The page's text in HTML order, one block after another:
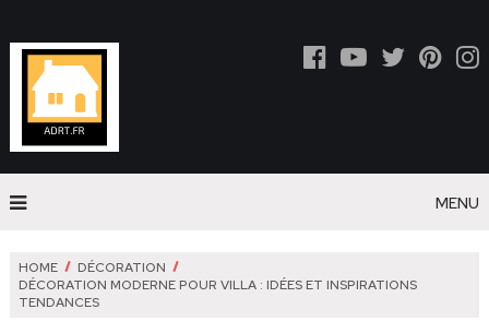
MENU
HOME
DÉCORATION
DÉCORATION MODERNE POUR VILLA : IDÉES ET INSPIRATIONS
TENDANCES